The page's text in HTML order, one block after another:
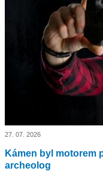
27. 07. 2026
Kámen byl motorem
archeolog